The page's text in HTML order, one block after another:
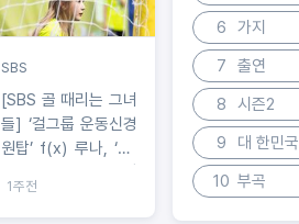
SBS
[SBS 골 때리는 그녀
들] ‘걸그룹 운동신경
원탑’ f(x) 루나, ‘FC
합류! 생애 첫 축구 도
1주전
6
가지
7
출연
8
시즌2
9
대 한민국
10 부곡